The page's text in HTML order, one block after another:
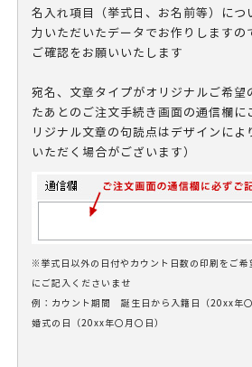
名入れ項目（挙式日、お名前等）につ
力いただいたデータでお作りしますの
ご確認をお願いいたします
宛名、文章タイプがオリジナルご希望
たあとのご注文手続き画面の通信欄に
リジナル文章の句読点はデザインによ
いただく場合がございます）
※挙式日以外の日付やカウント日数の印刷をご希
にご記入くださいませ
例：カウント期間 誕生日から入籍日（20xx
婚式の日（20xx年〇月〇日）